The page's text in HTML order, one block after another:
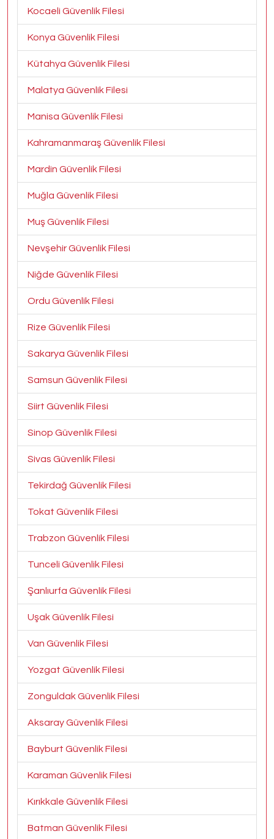
Kocaeli Güvenlik Filesi
Konya Güvenlik Filesi
Kütahya Güvenlik Filesi
Malatya Güvenlik Filesi
Manisa Güvenlik Filesi
Kahramanmaraş Güvenlik Filesi
Mardin Güvenlik Filesi
Muğla Güvenlik Filesi
Muş Güvenlik Filesi
Nevşehir Güvenlik Filesi
Niğde Güvenlik Filesi
Ordu Güvenlik Filesi
Rize Güvenlik Filesi
Sakarya Güvenlik Filesi
Samsun Güvenlik Filesi
Siirt Güvenlik Filesi
Sinop Güvenlik Filesi
Sivas Güvenlik Filesi
Tekirdağ Güvenlik Filesi
Tokat Güvenlik Filesi
Trabzon Güvenlik Filesi
Tunceli Güvenlik Filesi
Şanlıurfa Güvenlik Filesi
Uşak Güvenlik Filesi
Van Güvenlik Filesi
Yozgat Güvenlik Filesi
Zonguldak Güvenlik Filesi
Aksaray Güvenlik Filesi
Bayburt Güvenlik Filesi
Karaman Güvenlik Filesi
Kırıkkale Güvenlik Filesi
Batman Güvenlik Filesi